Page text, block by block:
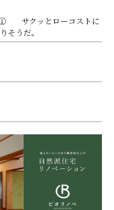
① サクッとローコストに
そうだ。